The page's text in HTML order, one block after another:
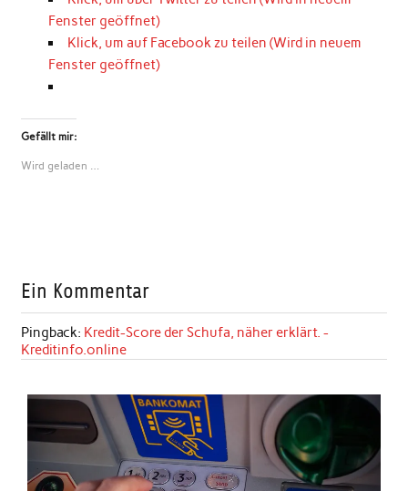
Fenster geöffnet)
Klick, um auf Facebook zu teilen (Wird in neuem
Fenster geöffnet)
Gefällt mir:
Wird geladen …
Ein Kommentar
Pingback: Kredit-Score der Schufa, näher erklärt. -
Kreditinfo.online